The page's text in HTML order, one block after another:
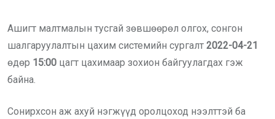
Ашигт малтмалын тусгай зөвшөөрөл олгох, сонгон
шалгаруулалтын цахим системийн сургалт 2022-04-21
өдөр 15:00 цагт цахимаар зохион байгуулагдах гэж
байна.
Сонирхсон аж ахуй нэгжүүд оролцоход нээлттэй ба